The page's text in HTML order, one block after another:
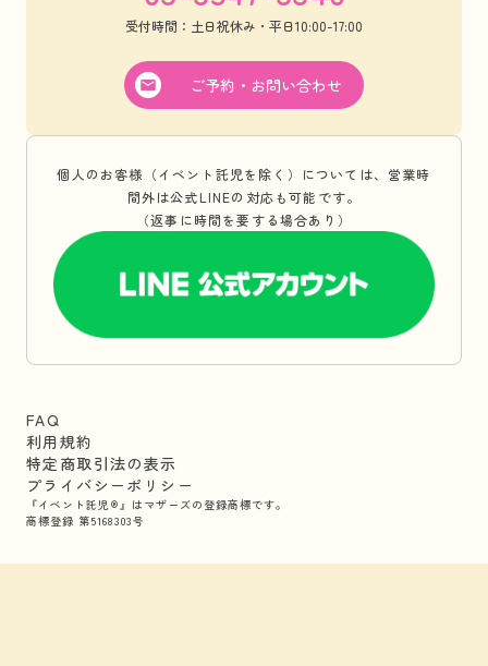
受付時間：土日祝休み・平日10:00-17:00
ご予約・お問い合わせ
個人のお客様（イベント託児を除く）については、営業時
間外は公式LINEの対応も可能です。
（返事に時間を要する場合あり）
FAQ
利用規約
特定商取引法の表示
プライバシーポリシー
『イベント託児®』はマザーズの登録商標です。
商標登録 第5168303号